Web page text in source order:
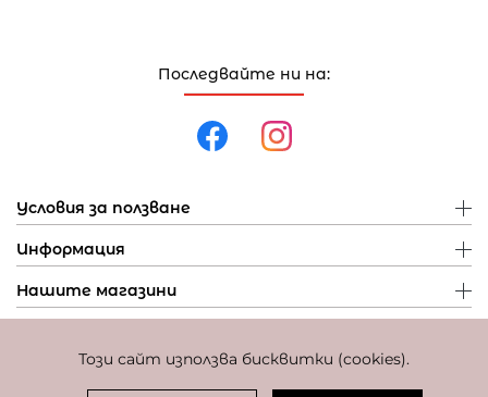
Този сайт използва бисквитки (cookies).
Последвайте ни на:
Условия за ползване
Информация
Нашите магазини